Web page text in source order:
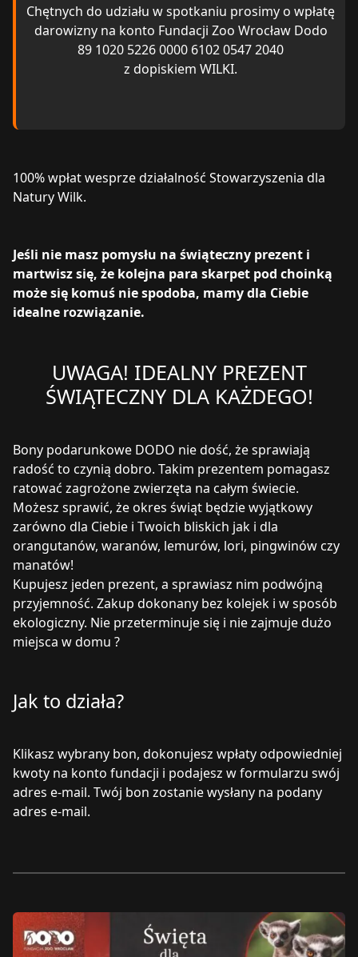
Chętnych do udziału w spotkaniu prosimy o wpłatę
darowizny na konto Fundacji Zoo Wrocław Dodo
89 1020 5226 0000 6102 0547 2040
z dopiskiem WILKI.
100% wpłat wesprze działalność Stowarzyszenia dla
Natury Wilk.
Jeśli nie masz pomysłu na świąteczny prezent i
martwisz się, że kolejna para skarpet pod choinką
może się komuś nie spodoba, mamy dla Ciebie
idealne rozwiązanie.
UWAGA! IDEALNY PREZENT
ŚWIĄTECZNY DLA KAŻDEGO!
Bony podarunkowe DODO nie dość, że sprawiają
radość to czynią dobro. Takim prezentem pomagasz
ratować zagrożone zwierzęta na całym świecie.
Możesz sprawić, że okres świąt będzie wyjątkowy
zarówno dla Ciebie i Twoich bliskich jak i dla
orangutanów, waranów, lemurów, lori, pingwinów czy
manatów!
Kupujesz jeden prezent, a sprawiasz nim podwójną
przyjemność. Zakup dokonany bez kolejek i w sposób
ekologiczny. Nie przeterminuje się i nie zajmuje dużo
miejsca w domu ?
Jak to działa?
Klikasz wybrany bon, dokonujesz wpłaty odpowiedniej
kwoty na konto fundacji i podajesz w formularzu swój
adres e-mail. Twój bon zostanie wysłany na podany
adres e-mail.